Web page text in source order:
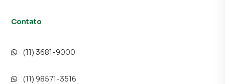
Contato
(11) 3681-9000
(11) 98571-3516